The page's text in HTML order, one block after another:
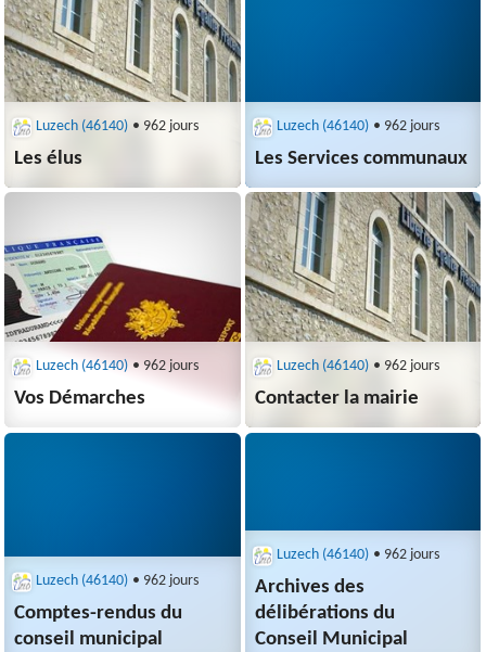
Luzech (46140) • 962 jours
Les élus
Luzech (46140) • 962 jours
Les Services communaux
Luzech (46140) • 962 jours
Vos Démarches
Luzech (46140) • 962 jours
Contacter la mairie
Luzech (46140) • 962 jours
Comptes-rendus du
conseil municipal
Luzech (46140) • 962 jours
Archives des
délibérations du
Conseil Municipal